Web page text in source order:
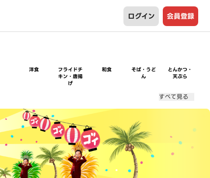
ログイン 会員登録
洋食
フライドチ
キン・唐揚
げ
和食
そば・うど
ん
とんかつ・
天ぷら
すべて見る